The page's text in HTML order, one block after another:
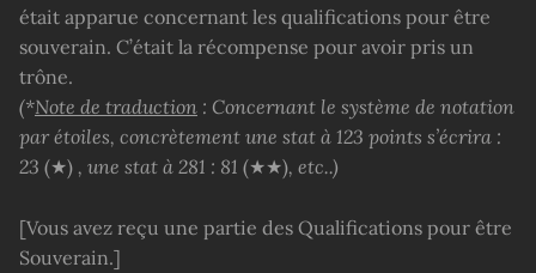
était apparue concernant les qualifications pour être
souverain. C’était la récompense pour avoir pris un
trône.
(*Note de traduction : Concernant le système de notation
par étoiles, concrètement une stat à 123 points s’écrira :
23 (★) , une stat à 281 : 81 (★★), etc..)
[Vous avez reçu une partie des Qualifications pour être
Souverain.]